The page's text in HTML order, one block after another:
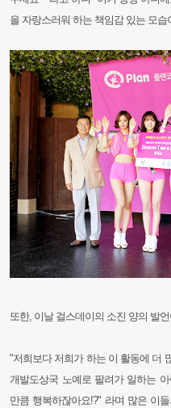
을 자랑스러워 하는 책임감 있는 모
또한, 이날 걸스데이의 소진 양의 발
"저희보다 저희가 하는 이 활동에 더
개발도상국 노예로 팔려가 일하는
만큼 행복하잖아요!?" 라며 많은 이